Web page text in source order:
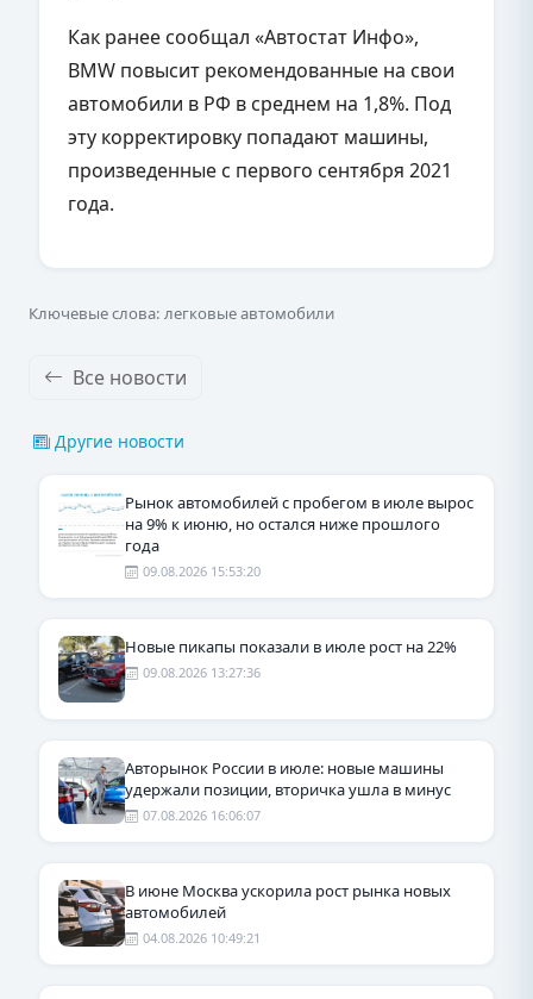
Как ранее сообщал «Автостат Инфо»,
BMW повысит рекомендованные на свои
автомобили в РФ в среднем на 1,8%. Под
эту корректировку попадают машины,
произведенные с первого сентября 2021
года.
Ключевые слова: легковые автомобили
Все новости
Другие новости
Рынок автомобилей с пробегом в июле вырос
на 9% к июню, но остался ниже прошлого
года
09.08.2026 15:53:20
Новые пикапы показали в июле рост на 22%
09.08.2026 13:27:36
Авторынок России в июле: новые машины
удержали позиции, вторичка ушла в минус
07.08.2026 16:06:07
В июне Москва ускорила рост рынка новых
автомобилей
04.08.2026 10:49:21